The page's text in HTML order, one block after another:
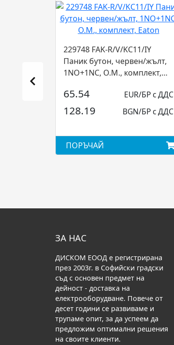
229748 FAK-R/V/KC11/IY
Паник бутон, червен/жълт,
1NO+1NC, О.М., комплект,
65.54 EUR/БР с ДДС
128.19 BGN/БР с ДДС
ПОРЪЧАЙ
ЗА НАС
ДИСКОМ ЕООД е регистрирана
през 2003г. в Софийски градски
съд с основен предмет на
дейност - доставка на
електрооборудване. Повече от
десет години се развиваме и
трупаме опит, за да успеем да
предложим оптимални решения
на своите клиенти.